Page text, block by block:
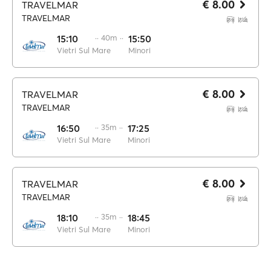
TRAVELMAR
TRAVELMAR
15:10
Vietri Sul Mare
·· 40m ·· 15:50
Minori
€ 8.00
TRAVELMAR
TRAVELMAR
16:50
Vietri Sul Mare
·· 35m ·· 17:25
Minori
€ 8.00
TRAVELMAR
TRAVELMAR
18:10
Vietri Sul Mare
·· 35m ·· 18:45
Minori
€ 8.00